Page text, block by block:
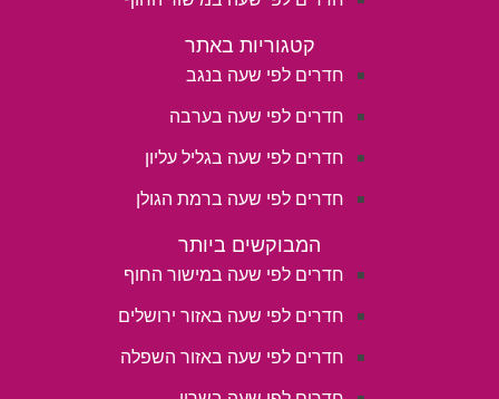
קטגוריות באתר
חדרים לפי שעה בנגב
חדרים לפי שעה בערבה
חדרים לפי שעה בגליל עליון
חדרים לפי שעה ברמת הגולן
המבוקשים ביותר
חדרים לפי שעה במישור החוף
חדרים לפי שעה באזור ירושלים
חדרים לפי שעה באזור השפלה